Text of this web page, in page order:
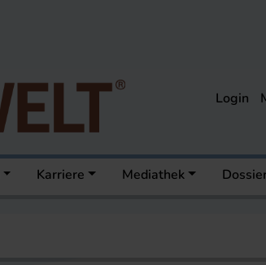
Login
Karriere Mediathek